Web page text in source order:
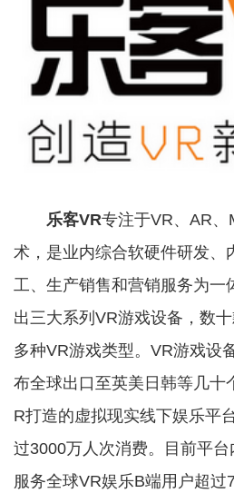
乐客VR专注于VR、AR
术，是业内综合软硬件研发、
工、生产销售和营销服务为一
出三大系列VR游戏设备，数
多种VR游戏类型。VR游戏设
布全球出口至英美日韩等几十
R打造的虚拟现实线下娱乐
过3000万人次消费。目前平
服务全球VR娱乐B端用户超过